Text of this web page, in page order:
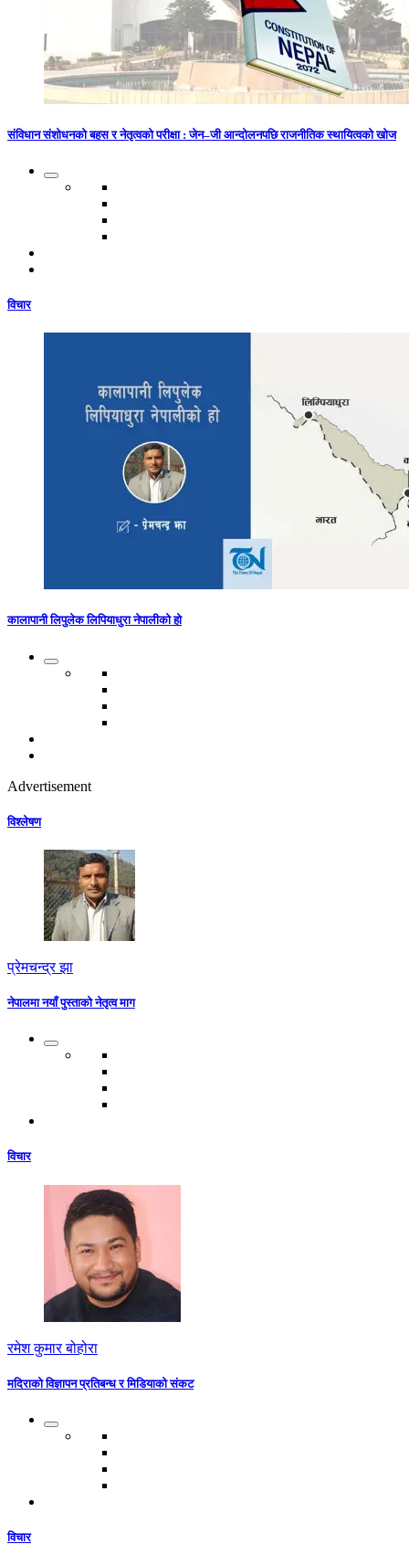
संविधान संशोधनको बहस र नेतृत्वको परीक्षा : जेन–जी आन्दोलनपछि राजनीतिक स्थायित्वको खोज
विचार
कालापानी लिपुलेक लिपियाधुरा नेपालीको हो
Advertisement
विश्लेषण
प्रेमचन्द्र झा
नेपालमा नयाँ पुस्ताको नेतृत्व माग
विचार
रमेश कुमार बोहोरा
मदिराको विज्ञापन प्रतिबन्ध र मिडियाको संकट
विचार